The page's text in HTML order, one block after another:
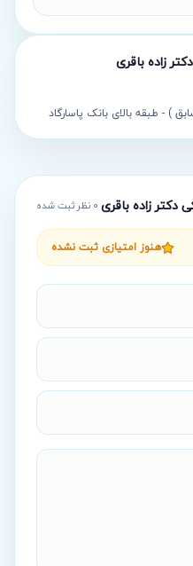
زاده باقری
) - طبقه بالای بانک پاسارگاد
دکتر زاده باقری 0 نظر ثبت شده
هنوز امتیازی ثبت نشده